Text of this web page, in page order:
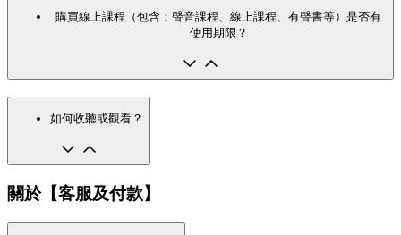
購買線上課程（包含：聲音課程、線上課程、有聲書等）是否有
使用期限？
如何收聽或觀看？
關於【客服及付款】